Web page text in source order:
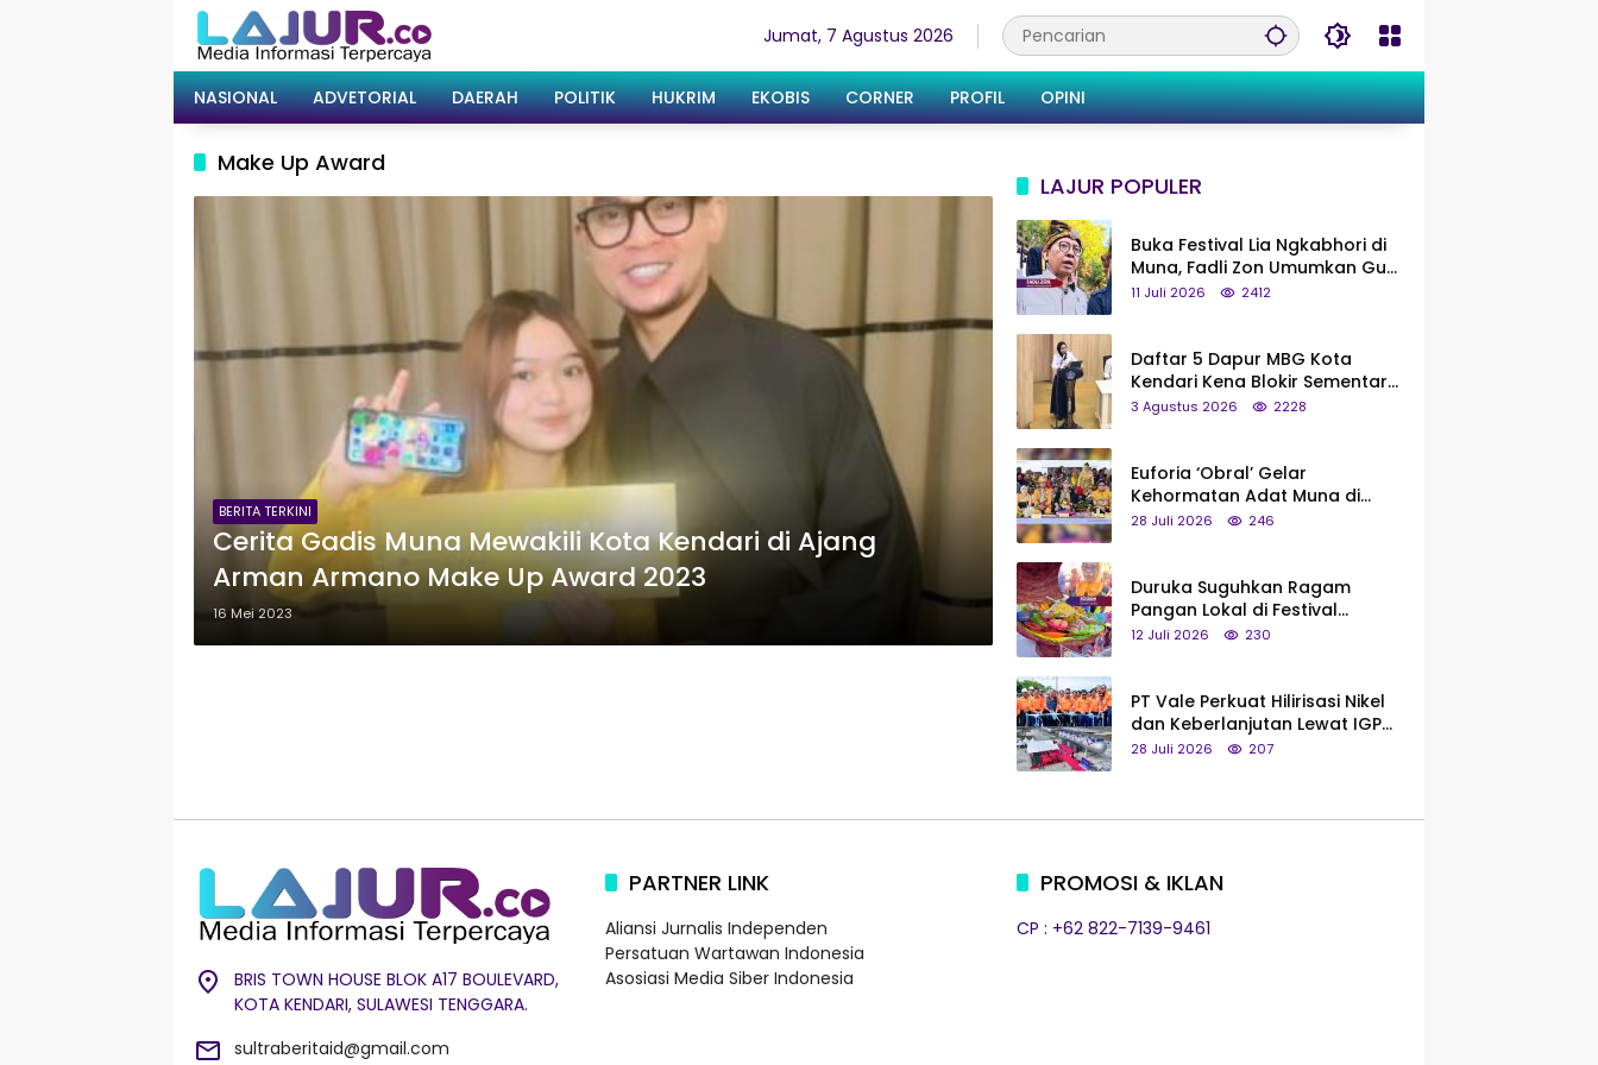
Jumat, 7 Agustus 2026
NASIONAL ADVETORIAL DAERAH POLITIK HUKRIM EKOBIS CORNER PROFIL OPINI
Make Up Award
BERITA TERKINI
Cerita Gadis Muna Mewakili Kota Kendari di Ajang
Arman Armano Make Up Award 2023
16 Mei 2023
LAJUR POPULER
Buka Festival Lia Ngkabhori di
Muna, Fadli Zon Umumkan Gua
Metanduno Segera Naik Status
11 Juli 2026 2412
Daftar 5 Dapur MBG Kota
Kendari Kena Blokir Sementara
dari Pusat
3 Agustus 2026 2228
Euforia ‘Obral’ Gelar
Kehormatan Adat Muna di
Silaturahmi KKMM, Ridwan Bae:
28 Juli 2026 246
Duruka Suguhkan Ragam
Pangan Lokal di Festival
Liangkobhori, Dari Umbi Rebus
12 Juli 2026 230
PT Vale Perkuat Hilirisasi Nikel
dan Keberlanjutan Lewat IGP
Morowali
28 Juli 2026 207
BRIS TOWN HOUSE BLOK A17 BOULEVARD,
KOTA KENDARI, SULAWESI TENGGARA.
sultraberitaid@gmail.com
PARTNER LINK
Aliansi Jurnalis Independen
Persatuan Wartawan Indonesia
Asosiasi Media Siber Indonesia
PROMOSI & IKLAN
CP : +62 822-7139-9461